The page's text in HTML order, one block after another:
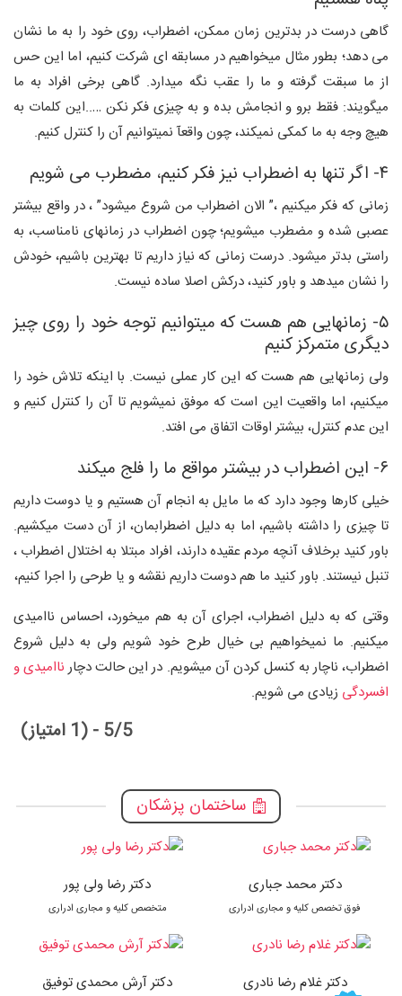
گاهی درست در بدترین زمان ممکن، اضطراب، روی خود را به ما نشان
می دهد؛ بطور مثال میخواهیم در مسابقه ای شرکت کنیم، اما این حس
از ما سبقت گرفته و ما را عقب نگه میدارد. گاهی برخی افراد به ما
میگویند: فقط برو و انجامش بده و به چیزی فکر نکن …..این کلمات به
هیچ وجه به ما کمکی نمیکند، چون واقعآ نمیتوانیم آن را کنترل کنیم.
۴- اگر تنها به اضطراب نیز فکر کنیم، مضطرب می شویم
زمانی که فکر میکنیم ،” الان اضطراب من شروع میشود” ، در واقع بیشتر
عصبی شده و مضطرب میشویم؛ چون اضطراب در زمانهای نامناسب، به
راستی بدتر میشود. درست زمانی که نیاز داریم تا بهترین باشیم، خودش
را نشان میدهد و باور کنید، درکش اصلا ساده نیست.
۵- زمانهایی هم هست که میتوانیم توجه خود را روی چیز
دیگری متمرکز کنیم
ولی زمانهایی هم هست که این کار عملی نیست. با اینکه تلاش خود را
میکنیم، اما واقعیت این است که موفق نمیشویم تا آن را کنترل کنیم و
این عدم کنترل، بیشتر اوقات اتفاق می افتد.
۶- این اضطراب در بیشتر مواقع ما را فلج میکند
خیلی کارها وجود دارد که ما مایل به انجام آن هستیم و یا دوست داریم
تا چیزی را داشته باشیم، اما به دلیل اضطرابمان، از آن دست میکشیم.
باور کنید برخلاف آنچه مردم عقیده دارند، افراد مبتلا به اختلال اضطراب ،
تنبل نیستند. باور کنید ما هم دوست داریم نقشه و یا طرحی را اجرا کنیم،
وقتی که به دلیل اضطراب، اجرای آن به هم میخورد، احساس ناامیدی
میکنیم. ما نمیخواهیم بی خیال طرح خود شویم ولی به دلیل شروع
اضطراب، ناچار به کنسل کردن آن میشویم. در این حالت دچارناامیدی و
افسردگی زیادی می شویم.
5/5 - (1 امتیاز)
ساختمان پزشکان
دکتر محمد جباری
فوق تخصص کلیه و مجاری ادراری
دکتر غلام رضا نادری
دکتر رضا ولی پور
متخصص کلیه و مجاری ادراری
دکتر آرش محمدی توفیق